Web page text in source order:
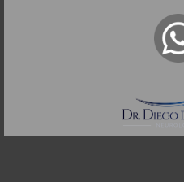
R. Itapeva, 518 - sala 1301
Bela Vista - São Paulo - SP